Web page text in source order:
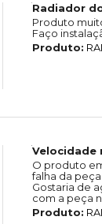
Radiador
Produto
Faço
Produto:
Velocidade
O produto
falha da peça
Gostaria de
com a peça
Produto: